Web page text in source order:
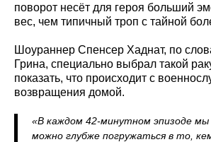
поворот несёт для героя больший
вес, чем типичный троп с тайной
Шоураннер Спенсер Хаднат, по
Грина, специально выбрал такой
показать, что происходит с
возвращения домой.
«В каждом 42‑минутном эпизоде мы
можно глубже погружаться в то,